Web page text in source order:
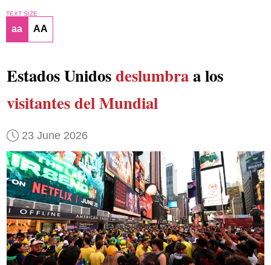
TEXT SIZE
aa AA
Estados Unidosdeslumbraa los
visitantes del Mundial
23 June 2026